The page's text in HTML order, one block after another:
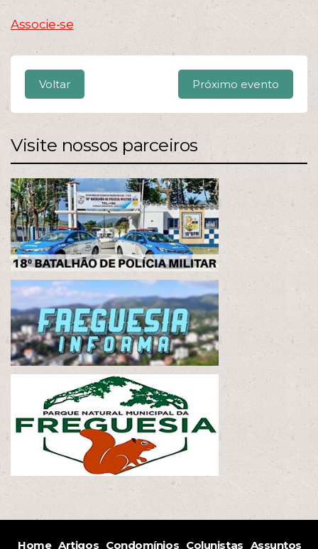
Associe-se
Voltar Próximo evento
Visite nossos parceiros
Home Artigos Condomínios Colunistas Assuntos